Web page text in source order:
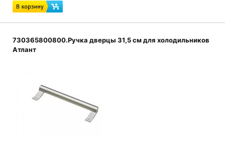
730365800800.Ручка дверцы 31,5 см для холодильников
Атлант